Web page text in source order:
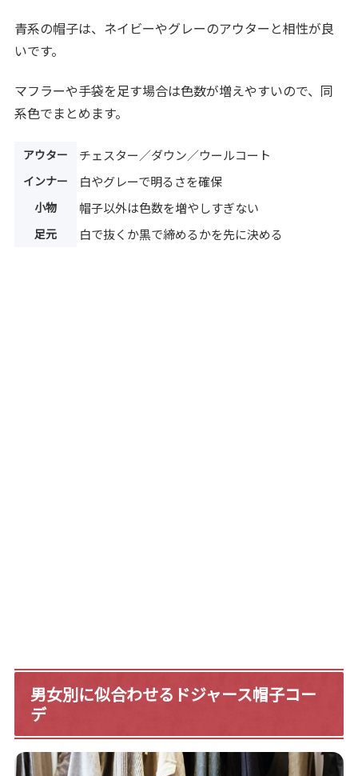
青系の帽子は、ネイビーやグレーのアウターと相性が良
いです。
マフラーや手袋を足す場合は色数が増えやすいので、同
系色でまとめます。
アウター チェスター／ダウン／ウールコート
インナー 白やグレーで明るさを確保
小物 帽子以外は色数を増やしすぎない
足元 白で抜くか黒で締めるかを先に決める
男女別に似合わせるドジャース帽子コー
デ